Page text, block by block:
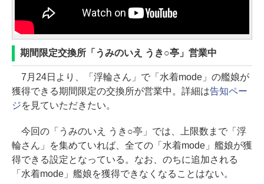
期間限定交換所「うみのいえ うき○亭」営業中
7月24日より、「浮輪さん」で「水着mode」の艦娘が
獲得できる期間限定の交換所が営業中。詳細は告知ペー
ジを見ていただきたい。
今回の「うみのいえ うき○亭」では、上限数まで「浮
輪さん」を集めていれば、全ての「水着mode」艦娘が獲
得できる設定となっている。なお、のちに追加される
「水着mode」艦娘を獲得できなくなることはない。